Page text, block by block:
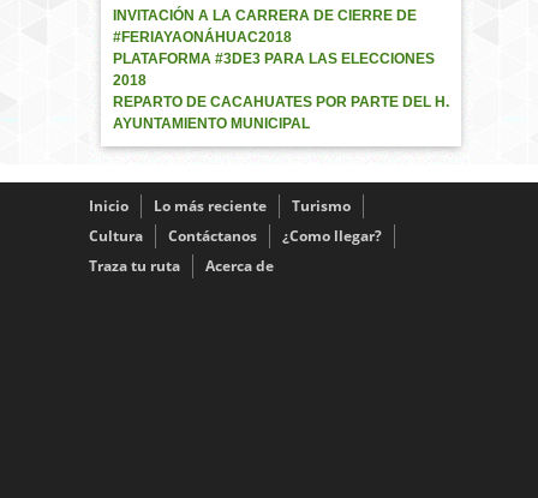
INVITACIÓN A LA CARRERA DE CIERRE DE
#FERIAYAONÁHUAC2018
PLATAFORMA #3DE3 PARA LAS ELECCIONES
2018
REPARTO DE CACAHUATES POR PARTE DEL H.
AYUNTAMIENTO MUNICIPAL
Inicio Lo más reciente
Turismo
Cultura
Contáctanos
¿Como llegar?
Traza tu ruta
Acerca de